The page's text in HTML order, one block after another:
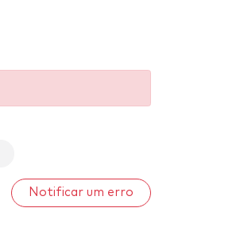
Notificar um erro